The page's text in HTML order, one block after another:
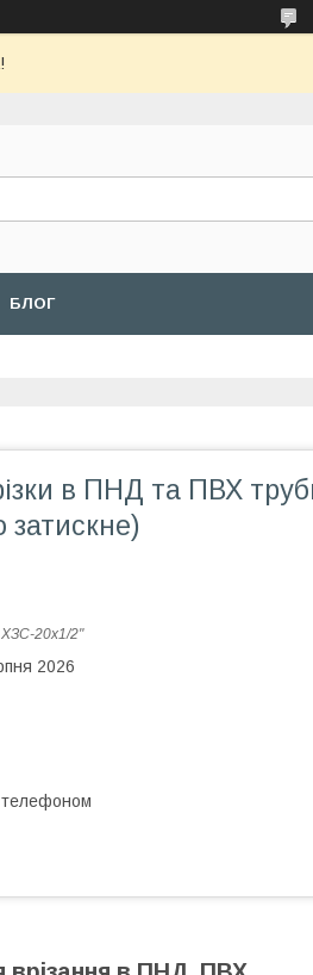
БЛОГ
в ПНД та ПВХ
затискне)
ХЗС-20х1/2"
2026
телефоном